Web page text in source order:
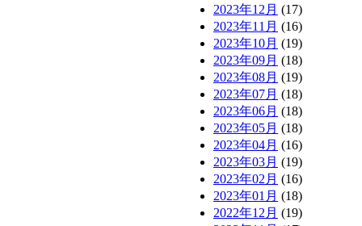
2023年12月 (17)
2023年11月 (16)
2023年10月 (19)
2023年09月 (18)
2023年08月 (19)
2023年07月 (18)
2023年06月 (18)
2023年05月 (18)
2023年04月 (16)
2023年03月 (19)
2023年02月 (16)
2023年01月 (18)
2022年12月 (19)